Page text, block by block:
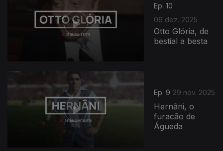
Ep. 10
06 dez. 2025
Otto Glória, de
bestial a besta
Ep. 9 29 nov. 2025
Hernâni, o
furacão de
Águeda